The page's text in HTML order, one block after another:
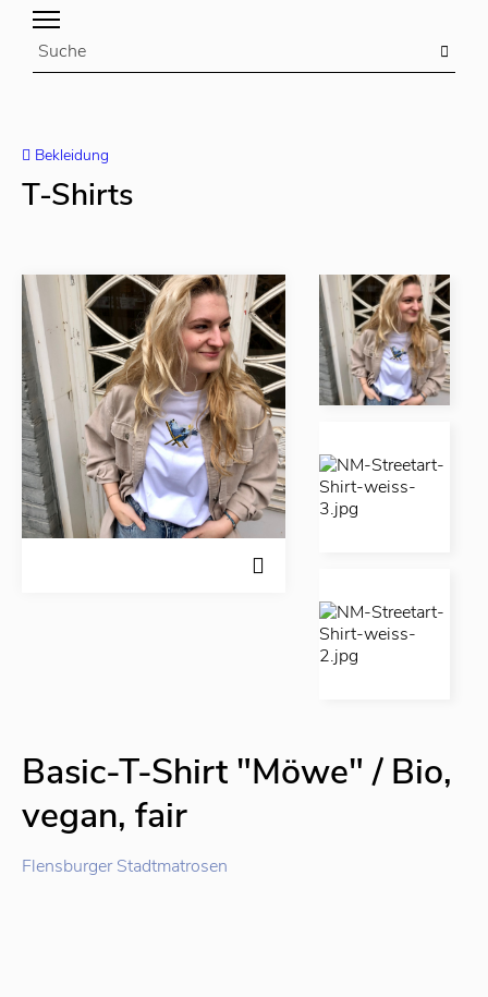
Bekleidung
T-Shirts
Basic-T-Shirt "Möwe" / Bio,
vegan, fair
Flensburger Stadtmatrosen